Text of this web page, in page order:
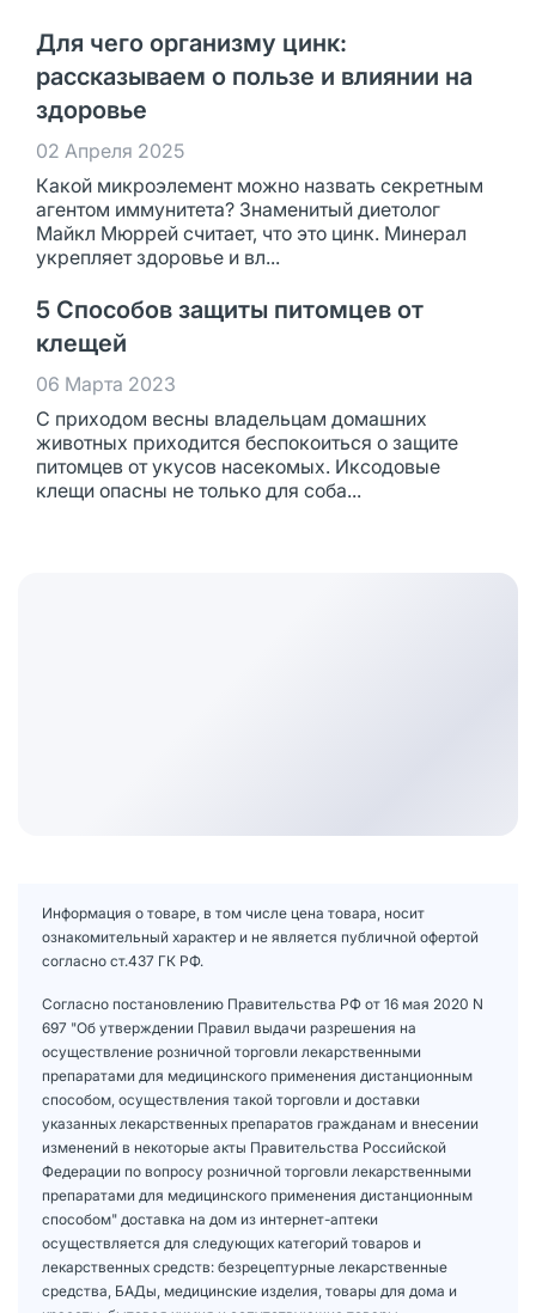
Для чего организму цинк:
рассказываем о пользе и влиянии на
здоровье
02 Апреля 2025
Какой микроэлемент можно назвать секретным
агентом иммунитета? Знаменитый диетолог
Майкл Мюррей считает, что это цинк. Минерал
укрепляет здоровье и вл...
5 Способов защиты питомцев от
клещей
06 Марта 2023
С приходом весны владельцам домашних
животных приходится беспокоиться о защите
питомцев от укусов насекомых. Иксодовые
клещи опасны не только для соба...
Информация о товаре, в том числе цена товара, носит
ознакомительный характер и не является публичной офертой
согласно ст.437 ГК РФ.
Согласно постановлению Правительства РФ от 16 мая 2020 N
697 "Об утверждении Правил выдачи разрешения на
осуществление розничной торговли лекарственными
препаратами для медицинского применения дистанционным
способом, осуществления такой торговли и доставки
указанных лекарственных препаратов гражданам и внесении
изменений в некоторые акты Правительства Российской
Федерации по вопросу розничной торговли лекарственными
препаратами для медицинского применения дистанционным
способом" доставка на дом из интернет-аптеки
осуществляется для следующих категорий товаров и
лекарственных средств: безрецептурные лекарственные
средства, БАДы, медицинские изделия, товары для дома и